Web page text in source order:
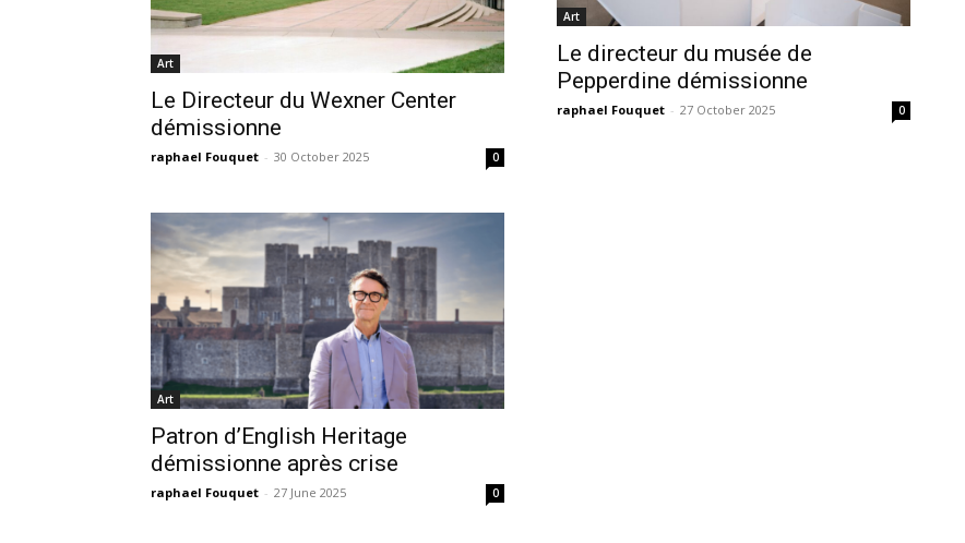
Art
Le Directeur du Wexner Center
démissionne
raphael Fouquet - 30 October 2025 0
Art
Le directeur du musée de
Pepperdine démissionne
raphael Fouquet - 27 October 2025 0
Art
Patron d’English Heritage
démissionne après crise
raphael Fouquet - 27 June 2025 0